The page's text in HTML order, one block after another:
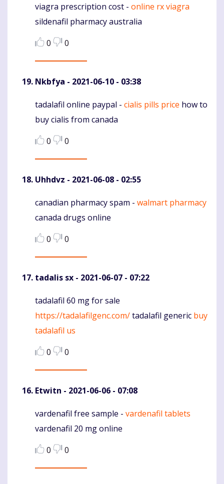
Komentaras
viagra prescription cost - online rx viagra
sildenafil pharmacy australia
0
0
Nkbfya - 2021-06-10 - 03:38
Komentaras
tadalafil online paypal - cialis pills price how to
buy cialis from canada
0
0
Uhhdvz - 2021-06-08 - 02:55
Komentaras
canadian pharmacy spam - walmart pharmacy
canada drugs online
0
0
tadalis sx - 2021-06-07 - 07:22
Komentaras
tadalafil 60 mg for sale
https://tadalafilgenc.com/tadalafil generic buy
tadalafil us
0
0
Etwitn - 2021-06-06 - 07:08
Komentaras
vardenafil free sample - vardenafil tablets
vardenafil 20 mg online
0
0